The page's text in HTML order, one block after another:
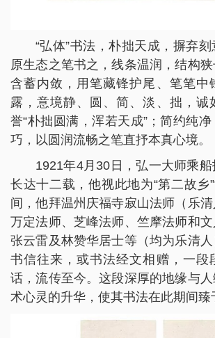
“弘体”书法，朴拙天成，摒弃
原生态之笔书之，线条温润，结构狭
含蓄内敛，用笔藏锋护尾、笔笔中
露，意境静、圆、简、淡、拙，诚
誉“朴拙圆满，浑若天成”；简约纯
巧，以圆润流畅之笔直抒本真心境。
1921年4月30日，弘一大师乘船
长达十二载，他视此地为“第二故乡
间，他拜温州庆福寺寂山法师（乐
万定法师、芝峰法师、竺摩法师和文
张云雷及林赞华居士等（均为乐清
书信往来，或书法经文相赠，一段
话，流传至今。这段深厚的地缘与
术心灵的升华，使其书法在此期间臻